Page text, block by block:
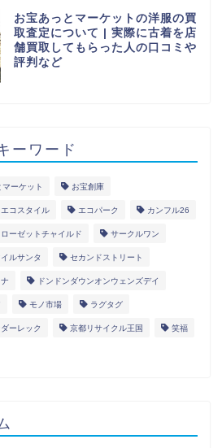
お宝あっとマーケットの洋服の買
取査定について | 実際に古着を店
舗買取してもらった人の口コミや
評判など
ーワード
マーケット お宝創庫
エコスタイル エコパーク カンフル26
ローゼットチャイルド サークルワン
ルサンタ セカンドストリート
ドンドンダウンオンウェンズデイ
モノ市場 ラグタグ
ーレック 京都リサイクル王国 笑福